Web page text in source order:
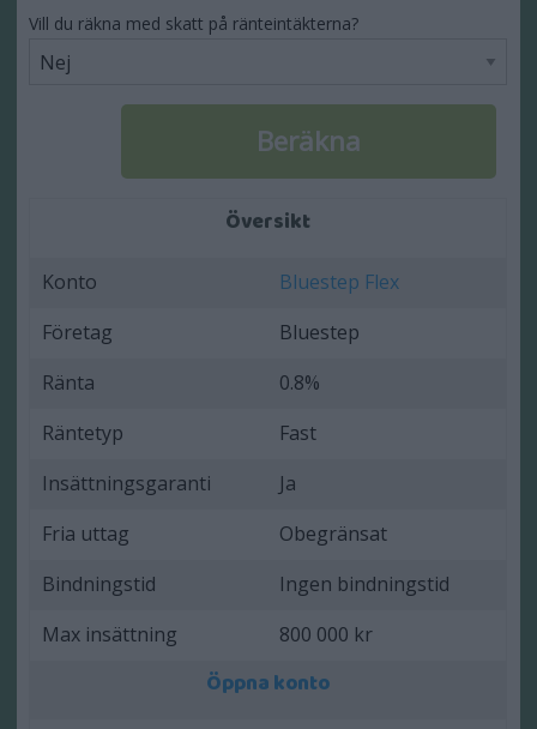
Vill du räkna med skatt på ränteintäkterna?
Översikt
Konto
Bluestep Flex
Företag
Bluestep
Ränta
0.8%
Räntetyp
Fast
Insättningsgaranti
Ja
Fria uttag
Obegränsat
Bindningstid
Ingen bindningstid
Max insättning
800 000 kr
Öppna konto